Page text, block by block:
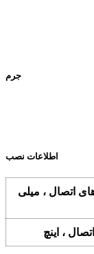
جرم
اطلاعات نصب
اتصال ، میلی
، اینچ